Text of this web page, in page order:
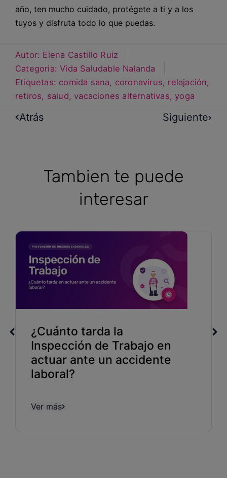
año, ten mucho cuidado, protégete a ti y a los
tuyos y disfruta todo lo que puedas.
Autor: Elena Castillo Ruiz
Categoria: Vida Saludable Nalanda
Etiquetas: comida sana, coronavirus, relajación,
retiros, salud,vacaciones alternativas,yoga
Atrás Siguiente
Tambien te puede
interesar
¿Cuánto tarda la
Inspección de Trabajo en
actuar ante un accidente
laboral?
Ver más